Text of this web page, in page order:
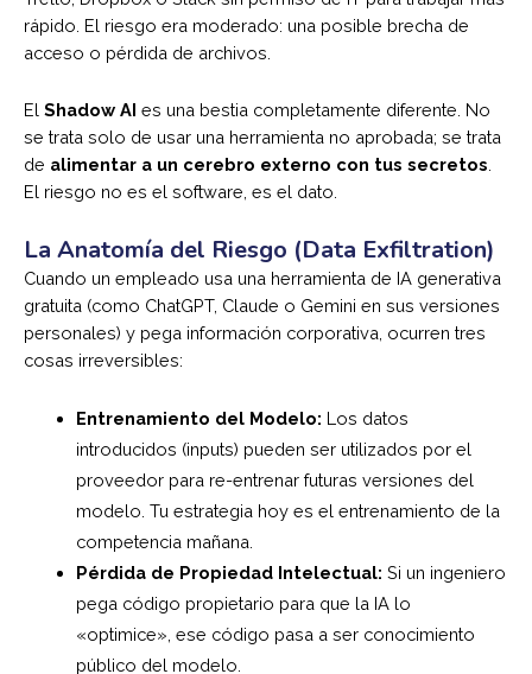
rápido. El riesgo era moderado: una posible brecha de
acceso o pérdida de archivos.
El Shadow AI es una bestia completamente diferente. No
se trata solo de usar una herramienta no aprobada; se trata
de alimentar a un cerebro externo con tus secretos
El riesgo no es el software, es el dato.
La Anatomía del Riesgo (Data Exfiltration)
Cuando un empleado usa una herramienta de IA generativa
gratuita (como ChatGPT, Claude o Gemini en sus versiones
personales) y pega información corporativa, ocurren tres
cosas irreversibles:
Entrenamiento del Modelo: Los datos
introducidos (inputs) pueden ser utilizados por el
proveedor para re-entrenar futuras versiones del
modelo. Tu estrategia hoy es el entrenamiento de la
competencia mañana.
Pérdida de Propiedad Intelectual: Si un ingeniero
pega código propietario para que la IA lo
«optimice», ese código pasa a ser conocimiento
público del modelo.